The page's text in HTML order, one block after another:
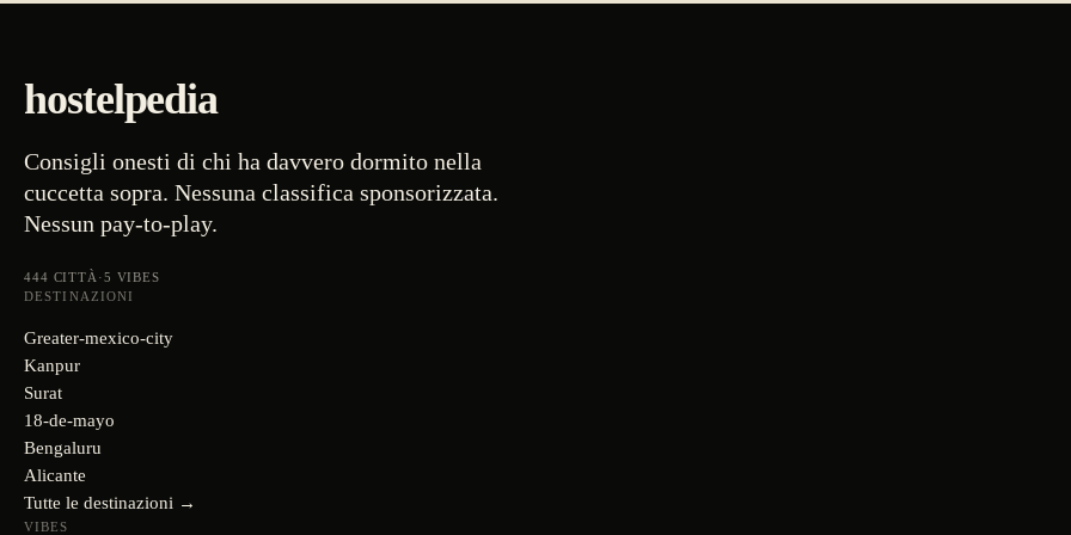
hostelpedia
Consigli onesti di chi ha davvero dormito nella
cuccetta sopra. Nessuna classifica sponsorizzata.
Nessun pay-to-play.
444 CITTÀ ·5 VIBES
DESTINAZIONI
Greater-mexico-city
Kanpur
Surat
18-de-mayo
Bengaluru
Alicante
Tutte le destinazioni →
VIBES